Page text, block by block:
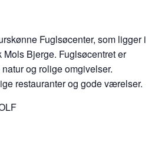
Fuglsøcenter, som ligger i
Bjerge. Fuglsøcentret er
og rolige omgivelser.
restauranter og gode værelser.